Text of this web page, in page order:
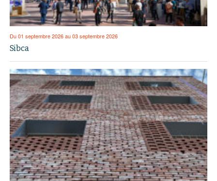
Du 01 septembre 2026 au 03 septembre 2026
Sibca